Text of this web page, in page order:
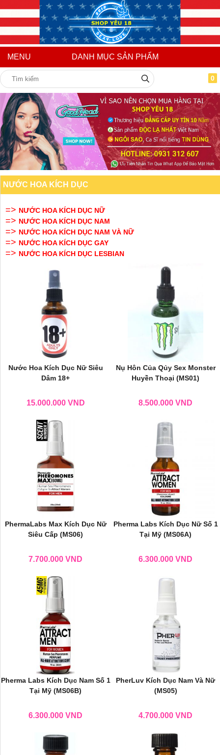
MENU DANH MỤC SẢN PHẨM
0
NƯỚC HOA KÍCH DỤC
=> NƯỚC HOA KÍCH DỤC NỮ
=> NƯỚC HOA KÍCH DỤC NAM
=> NƯỚC HOA KÍCH DỤC NAM VÀ NỮ
=> NƯỚC HOA KÍCH DỤC GAY
=> NƯỚC HOA KÍCH DỤC LESBIAN
Nước Hoa Kích Dục Nữ Siêu
Dâm 18+
15.000.000 VND
Nụ Hôn Của Qủy Sex Monster
Huyền Thoại (MS01)
8.500.000 VND
PhermaLabs Max Kích Dục Nữ
Siêu Cấp (MS06)
7.700.000 VND
Pherma Labs Kích Dục Nữ Số 1
Tại Mỹ (MS06A)
6.300.000 VND
Pherma Labs Kích Dục Nam Số 1
Tại Mỹ (MS06B)
6.300.000 VND
PherLuv Kích Dục Nam Và Nữ
(MS05)
4.700.000 VND